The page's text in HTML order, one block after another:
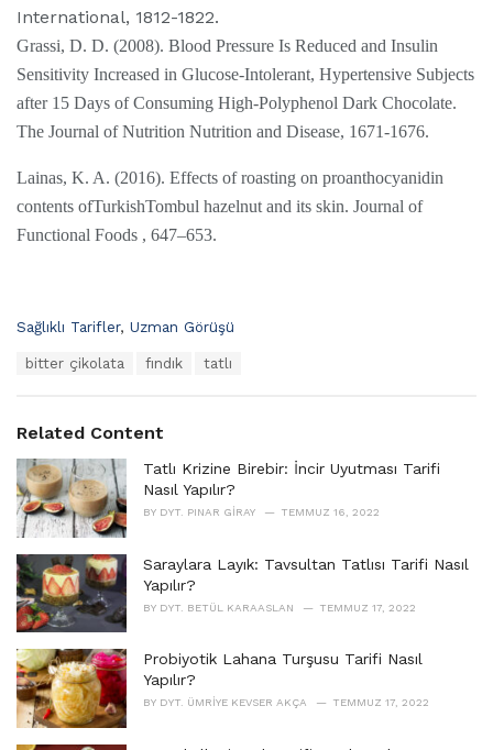
International, 1812-1822.
Grassi, D. D. (2008). Blood Pressure Is Reduced and Insulin
Sensitivity Increased in Glucose-Intolerant, Hypertensive Subjects
after 15 Days of Consuming High-Polyphenol Dark Chocolate.
The Journal of Nutrition Nutrition and Disease, 1671-1676.
Lainas, K. A. (2016). Effects of roasting on proanthocyanidin
contents ofTurkishTombul hazelnut and its skin. Journal of
Functional Foods , 647–653.
C
o
r
i
e
s
:
Sağlıklı Tarifler, Uzman Görüşü
:
bitter çikolata fındık tatlı
Related Content
Tatlı Krizine Birebir: İncir Uyutması Tarifi
Nasıl Yapılır?
BY DYT. PINAR GIRAY TEMMUZ 16, 2022
Saraylara Layık: Tavsultan Tatlısı Tarifi Nasıl
Yapılır?
BY DYT. BETÜL KARAASLAN TEMMUZ 17, 2022
Probiyotik Lahana Turşusu Tarifi Nasıl
Yapılır?
BY DYT. ÜMRIYE KEVSER AKÇA TEMMUZ 17, 2022